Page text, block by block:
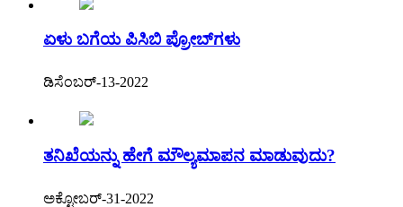
ಏಳು ಬಗೆಯ ಪಿಸಿಬಿ ಪ್ರೋಬ್‌ಗಳು
ಡಿಸೆಂಬರ್-13-2022
ತನಿಖೆಯನ್ನು ಹೇಗೆ ಮೌಲ್ಯಮಾಪನ ಮಾಡುವುದು?
ಅಕ್ಟೋಬರ್-31-2022